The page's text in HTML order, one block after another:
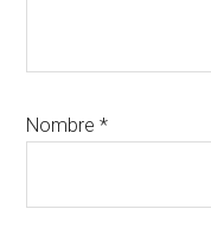
Nombre*